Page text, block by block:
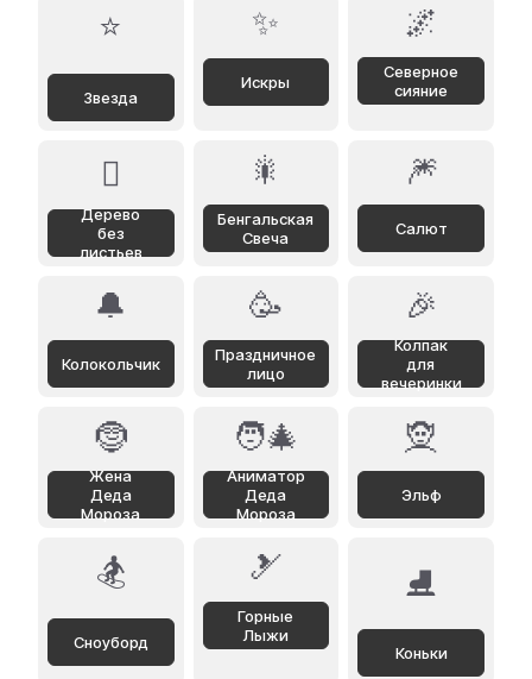
⭐
Звезда
✨
Искры
🌌
Северное
сияние
🪾
Дерево
без
листьев
🎇
Бенгальская
Свеча
🎆
Салют
🔔
Колокольчик
🥳
Праздничное
лицо
🎉
Колпак
для
вечеринки
🤶
Жена
Деда
Мороза
🧑‍🎄
Аниматор
Деда
Мороза
🧝
Эльф
🏂
Сноуборд
🎿
Горные
Лыжи
⛸️
Коньки